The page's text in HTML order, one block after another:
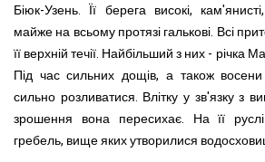
Біюк-Узень. Її берега високі,
майже на всьому протязі галькові. Всі
її верхній течії. Найбільший з них - річка
Під час сильних дощів, а також
сильно розливатися. Влітку у зв'язку з
зрошення вона пересихає. На її
гребель, вище яких утворилися